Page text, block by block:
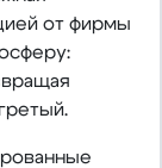
от фирмы